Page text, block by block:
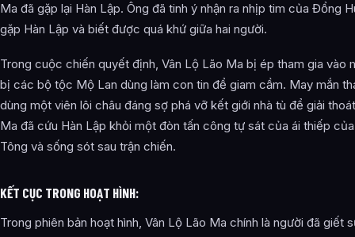
Ma đã gặp lại Hàn Lập. Ông đã tinh ý nhận ra nhịp tim của Đổng
gặp Hàn Lập và biết được quá khứ giữa hai người.
Trong cuộc chiến quyết định, Vân Lộ Lão Ma bị ép tham gia vào
bị các bộ tộc Mộ Lan dùng làm con tin để giam cầm. May mắn
dùng một viên lôi châu đáng sợ phá vỡ kết giới nhà tù để giải
Ma đã cứu Hàn Lập khỏi một đòn tấn công tự sát của ái thiếp
Tông và sống sót sau trận chiến.
KẾT CỤC TRONG HOẠT HÌNH:
Trong phiên bản hoạt hình, Vân Lộ Lão Ma chính là người đã giết